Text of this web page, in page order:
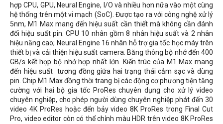
hợp CPU, GPU, Neural Engine, I/O và nhiều hơn nữa vào một cùng
hệ thống trên một vi mạch (SoC). Được tạo ra với công nghệ xử lý
5nm, M1 Max mang đến hiệu suất cần thiết mà không cần đánh
đổi hiệu suất pin. CPU 10 nhân gồm 8 nhân hiệu suất và 2 nhân
hiệu năng cao; Neural Engine 16 nhân hỗ trợ gia tốc học máy trên
thiết bị và cải thiện hiệu suất camera. Băng thông bộ nhớ đến 400
GB/s kết hợp bộ nhớ hợp nhất lớn. Kiến trúc của M1 Max mang
đến hiệu suất tương đồng giữa hai trạng thái cắm sạc và dùng
pin. Chip M1 Max đồng thời trang bị các động cơ phương tiện tăng
cường với hai bộ gia tốc ProRes chuyên dụng cho xử lý video
chuyên nghiệp, cho phép người dùng chuyên nghiệp phát đến 30
video 4K ProRes hoặc đến bảy video 8K ProRes trong Final Cut
Pro, video editor còn có thể chỉnh màu HDR trên video 8K ProRes